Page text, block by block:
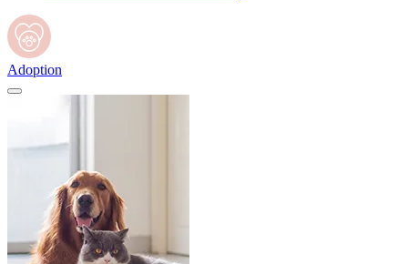
Adoption